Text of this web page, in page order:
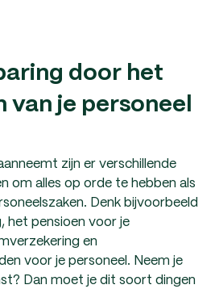
door het
van je personeel
zijn er verschillende
om alles op orde te hebben als
Denk bijvoorbeeld
het pensioen voor je
en
voor je personeel. Neem je
Dan moet je dit soort dingen